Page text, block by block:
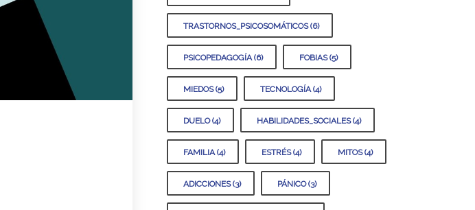
TRASTORNOS_PSICOSOMÁTICOS (6)
PSICOPEDAGOGÍA (6) FOBIAS (5)
MIEDOS (5) TECNOLOGÍA (4)
DUELO (4) HABILIDADES_SOCIALES (4)
FAMILIA (4) ESTRÉS (4) MITOS (4)
ADICCIONES (3) PÁNICO (3)